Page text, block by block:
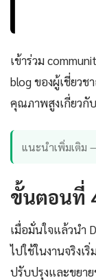
เข้าร่วม
blog ของผู้เชี่ยวช
คุณภาพสูงเกี่ยวกั
แนะนำเพิ่มเติม
ขั้นตอนที่
เมื่อมั่นใจแล้วนำ
ไปใช้ในงานจริง
ปรับปรุงและขยา